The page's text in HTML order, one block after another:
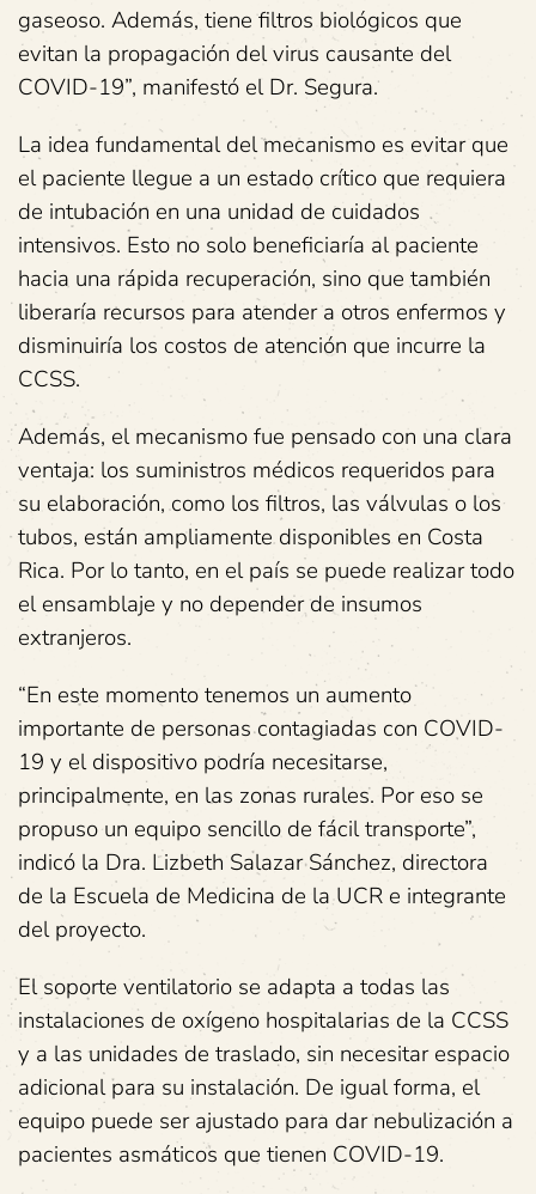
gaseoso. Además, tiene filtros biológicos que
evitan la propagación del virus causante del
COVID-19”, manifestó el Dr. Segura.
La idea fundamental del mecanismo es evitar que
el paciente llegue a un estado crítico que requiera
de intubación en una unidad de cuidados
intensivos. Esto no solo beneficiaría al paciente
hacia una rápida recuperación, sino que también
liberaría recursos para atender a otros enfermos y
disminuiría los costos de atención que incurre la
CCSS.
Además, el mecanismo fue pensado con una clara
ventaja: los suministros médicos requeridos para
su elaboración, como los filtros, las válvulas o los
tubos, están ampliamente disponibles en Costa
Rica. Por lo tanto, en el país se puede realizar todo
el ensamblaje y no depender de insumos
extranjeros.
“En este momento tenemos un aumento
importante de personas contagiadas con COVID-
19 y el dispositivo podría necesitarse,
principalmente, en las zonas rurales. Por eso se
propuso un equipo sencillo de fácil transporte”,
indicó la Dra. Lizbeth Salazar Sánchez, directora
de la Escuela de Medicina de la UCR e integrante
del proyecto.
El soporte ventilatorio se adapta a todas las
instalaciones de oxígeno hospitalarias de la CCSS
y a las unidades de traslado, sin necesitar espacio
adicional para su instalación. De igual forma, el
equipo puede ser ajustado para dar nebulización a
pacientes asmáticos que tienen COVID-19.